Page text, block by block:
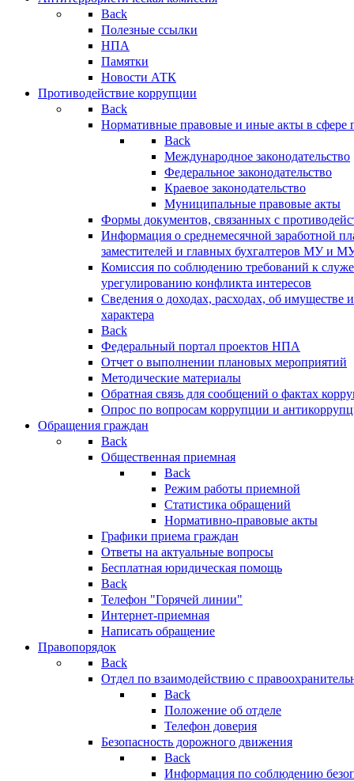
Back
Полезные ссылки
НПА
Памятки
Новости АТК
Противодействие коррупции
Back
Нормативные правовые и иные акты в сфере
Back
Международное законодательство
Федеральное законодательство
Краевое законодательство
Муниципальные правовые акты
Формы документов, связанных с
Информация о среднемесячной заработной
заместителей и главных бухгалтеров МУ и
Комиссия по соблюдению требований к
урегулированию конфликта интересов
Сведения о доходах, расходах, об имуществе
характера
Back
Федеральный портал проектов НПА
Отчет о выполнении плановых мероприятий
Методические материалы
Обратная связь для сообщений о фактах
Опрос по вопросам коррупции и
Обращения граждан
Back
Общественная приемная
Back
Режим работы приемной
Статистика обращений
Нормативно-правовые акты
Графики приема граждан
Ответы на актуальные вопросы
Бесплатная юридическая помощь
Back
Телефон "Горячей линии"
Интернет-приемная
Написать обращение
Правопорядок
Back
Отдел по взаимодействию с
Back
Положение об отделе
Телефон доверия
Безопасность дорожного движения
Back
Информация по соблюдению